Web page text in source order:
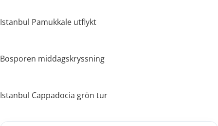
Istanbul Pamukkale utflykt
Bosporen middagskryssning
Istanbul Cappadocia grön tur